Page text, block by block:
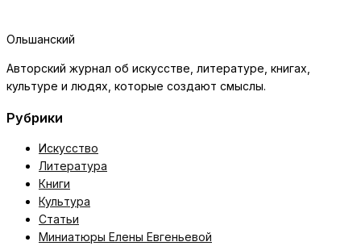
Ольшанский
Авторский журнал об искусстве, литературе, книгах,
культуре и людях, которые создают смыслы.
Рубрики
Искусство
Литература
Книги
Культура
Статьи
Миниатюры Елены Евгеньевой